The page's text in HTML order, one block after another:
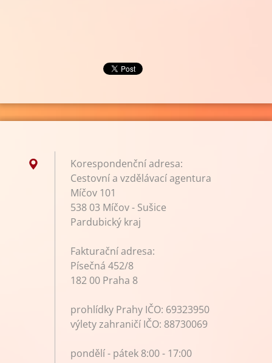
Korespondenční adresa:
Cestovní a vzdělávací agentura
Míčov 101
538 03 Míčov - Sušice
Pardubický kraj
Fakturační adresa:
Písečná 452/8
182 00 Praha 8
prohlídky Prahy IČO: 69323950
výlety zahraničí IČO: 88730069
pondělí - pátek 8:00 - 17:00